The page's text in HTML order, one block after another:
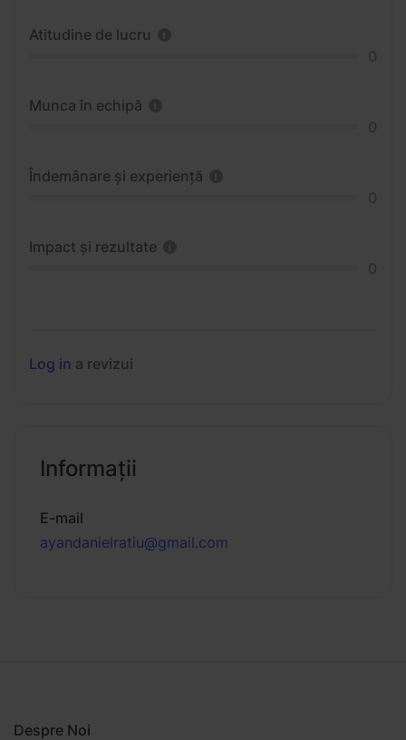
Atitudine de lucru
Munca în echipă
Îndemânare și experiență
Impact și rezultate
Log in a revizui
Informaţii
E-mail
ayandanielratiu@gmail.com
Despre Noi